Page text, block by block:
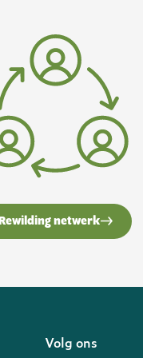
Rewilding netwerk
Volg ons